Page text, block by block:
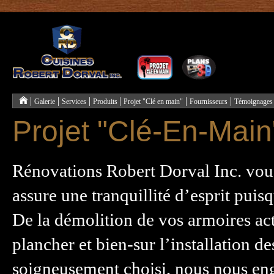
| Galerie | Services | Produits | Projet "Clé en main" | Fournisseurs | Témoignages
Projet "Clé-En-
Rénovations Robert Dorval Inc.
assure une tranquillité d’esprit
De la démolition de vos armoires
plancher et bien-sur l’installation
soigneusement choisi, nous nous